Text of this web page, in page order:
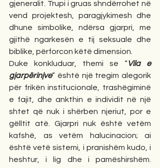
gjeneralit. Trupi i gruas shndërrohet në
vend projektesh, paragjykimesh dhe
dhune simbolike, ndërsa gjarpri, me
gjithë ngarkesën e tij seksuale dhe
biblike, përforcon këtë dimension.
Duke konkluduar, themi se “Vila e
gjarpërinjve” është një tregim alegorik
për frikën institucionale, trashëgiminë
e fajit, dhe ankthin e individit në një
shtet që nuk i shërben njeriut, por e
gëlltit atë. Gjarpri nuk është vetëm
kafshë, as vetëm halucinacion; ai
është vetë sistemi, i pranishëm kudo, i
heshtur, i lig dhe i pamëshirshëm.